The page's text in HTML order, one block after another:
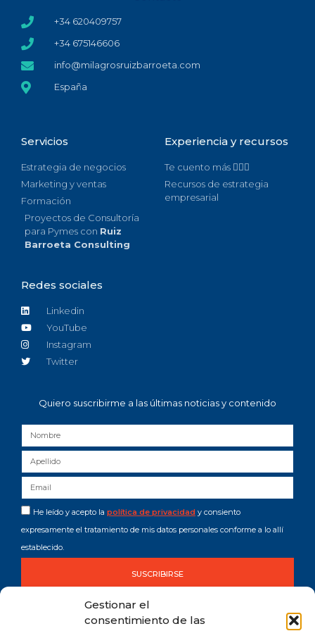
Gestionar el
consentimiento de las
+34 620409757
+34 675146606
info@milagrosruizbarroeta.com
España
Servicios
Estrategia de negocios
Marketing y ventas
Formación
Proyectos de Consultoría
para Pymes con Ruiz
Barroeta Consulting
Experiencia y recursos
Te cuento más 🙋🏻‍♀️
Recursos de estrategia
empresarial
Redes sociales
Linkedin
YouTube
Instagram
Twitter
Quiero suscribirme a las últimas noticias y contenido
He leído y acepto la política de privacidad y consiento
expresamente el tratamiento de mis datos personales conforme a lo allí
establecido.
SUSCRIBIRSE